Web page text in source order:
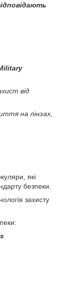
від
на лінзах,
які
безпеки.
захисту
: